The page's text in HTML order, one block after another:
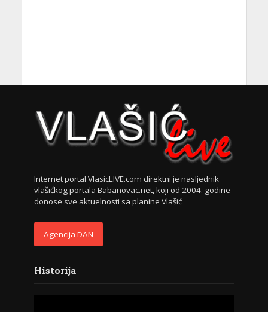
Internet portal VlasicLIVE.com direktni je nasljednik
vlašićkog portala Babanovac.net, koji od 2004. godine
donose sve aktuelnosti sa planine Vlašić
Agencija DAN
Historija